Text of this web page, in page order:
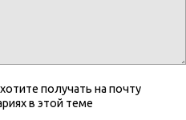
получать на почту
в этой теме